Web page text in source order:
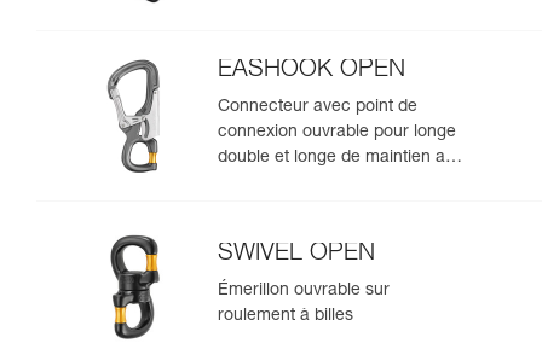
EASHOOK OPEN
Connecteur avec point de
connexion ouvrable pour longe
double et longe de maintien au
SWIVEL OPEN
Émerillon ouvrable sur
roulement à billes